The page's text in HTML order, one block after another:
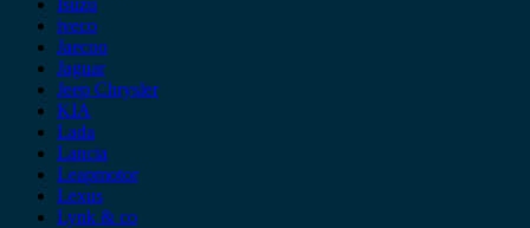
iveco
Jaecoo
Jaguar
Jeep Chrysler
KIA
Lada
Lancia
Leapmotor
Lexus
Lynk & co